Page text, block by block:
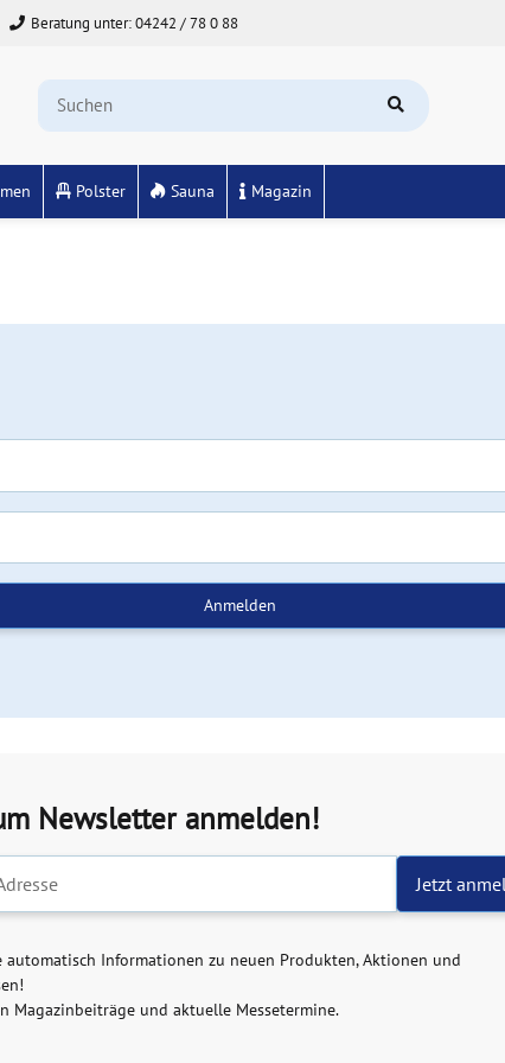
Beratung unter: 04242 / 78 0 88
Polster Sauna Magazin
Anmelden
Newsletter anmelden!
Jetzt
automatisch Informationen zu neuen Produkten, Aktionen und
Magazinbeiträge und aktuelle Messetermine.